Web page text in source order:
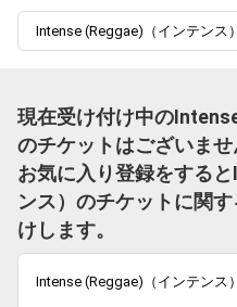
Intense (Reggae)（インテンス
現在受け付け中の
のチケットはございませ
お気に入り登録をする
ンス）のチケットに関
けします。
Intense (Reggae)（インテンス）